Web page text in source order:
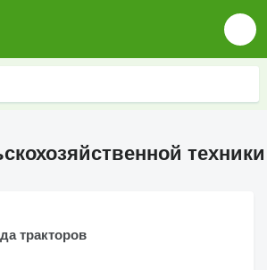
техники
тракторов